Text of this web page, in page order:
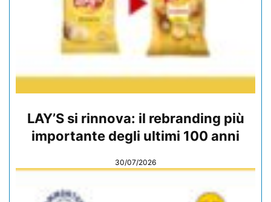
LAY’S si rinnova: il rebranding più
importante degli ultimi 100 anni
30/07/2026